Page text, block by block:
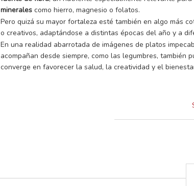
minerales como hierro, magnesio o folatos.
Pero quizá su mayor fortaleza esté también en algo más
o creativos, adaptándose a distintas épocas del año y a
En una realidad abarrotada de imágenes de platos
acompañan desde siempre, como las legumbres,
converge en favorecer la salud, la creatividad y el